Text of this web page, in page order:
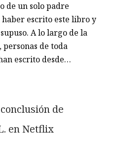
de un solo padre
escrito este libro y
A lo largo de la
de toda
escrito desde…
de
en Netflix